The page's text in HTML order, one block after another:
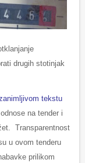
drugih stotinjak
tekstu
na tender i
Transparentnost
u ovom tenderu
prilikom